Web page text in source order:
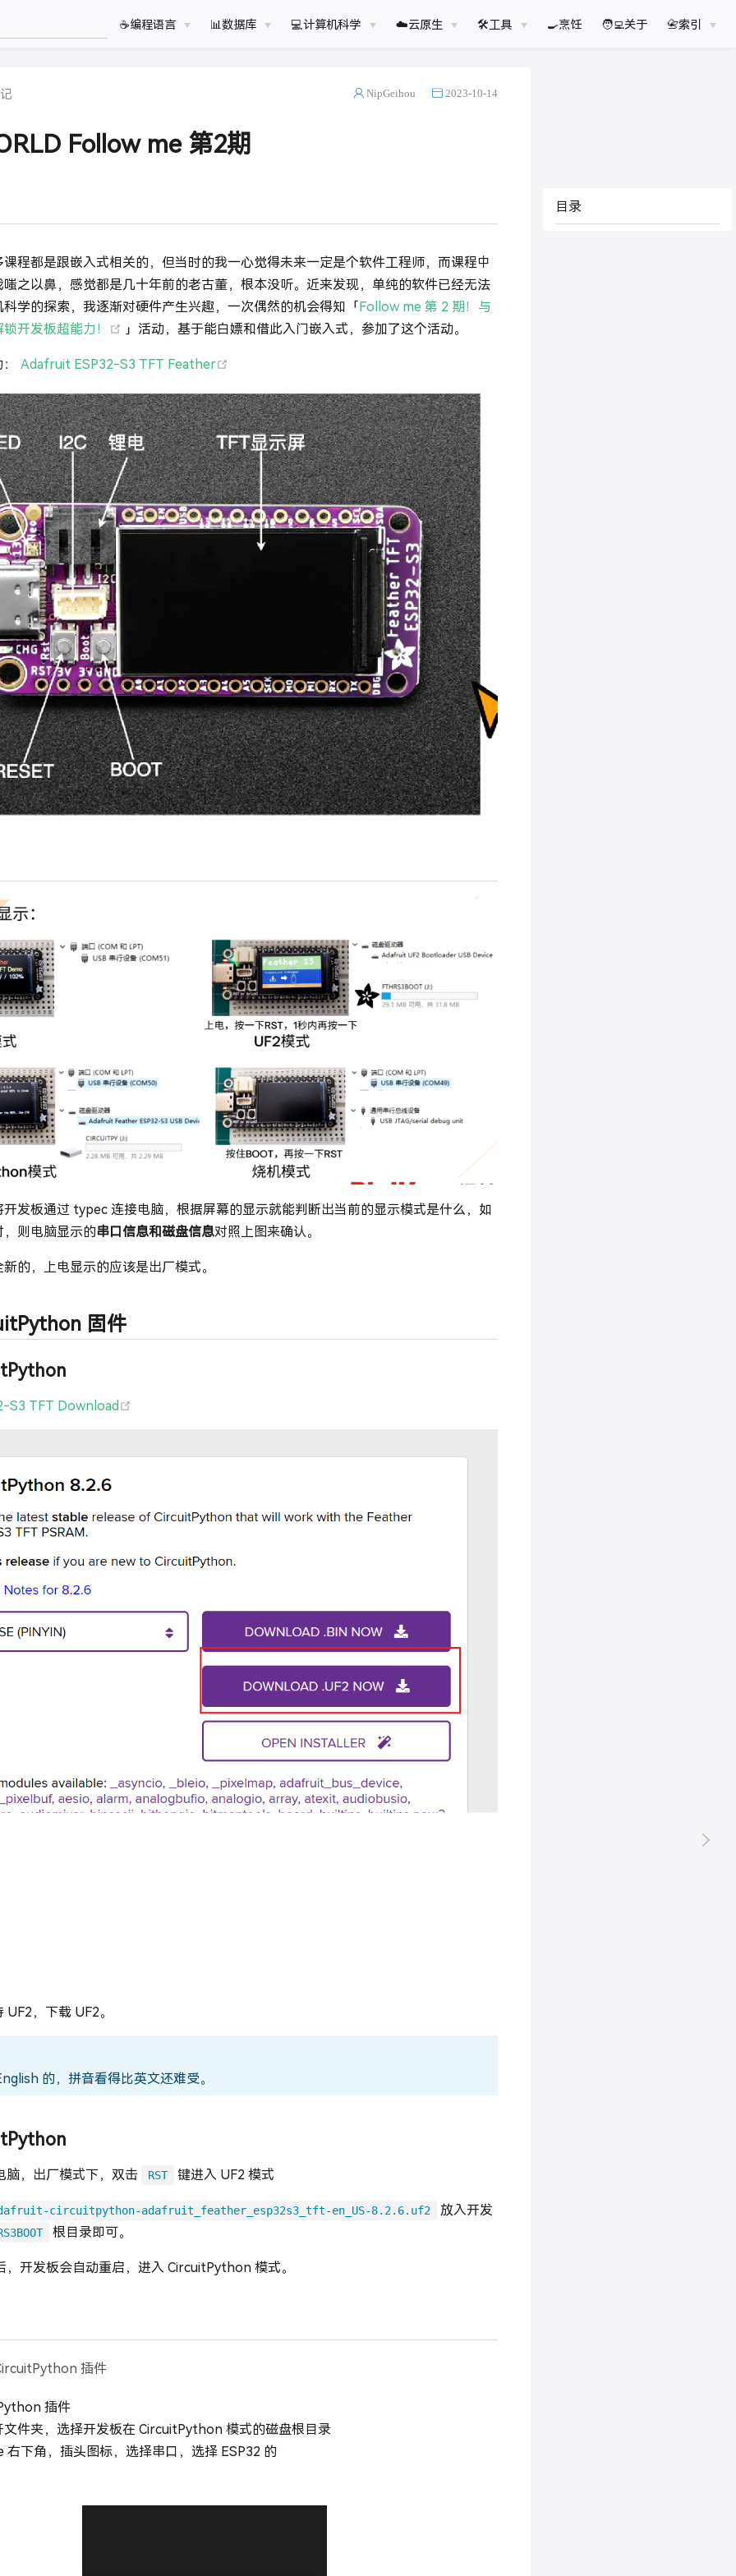
☕️编程语言 📊数据库 💻计算机科学 ☁️云原生 🛠工具 🍳烹饪 🧑‍💻关于 📇索引
NipGeihou 2023-10-14
目录
Follow me 第2期
程都是跟嵌入式相关的，但当时的我一心觉得未来一定是个软件工程师，而课程中
之以鼻，感觉都是几十年前的老古董，根本没听。近来发现，单纯的软件已经无法
学的探索，我逐渐对硬件产生兴趣，一次偶然的机会得知「Follow me 第 2 期！与
开发板超能力！
(opens new window)
」活动，基于能白嫖和借此入门嵌入式，参加了这个活动。
Adafruit ESP32-S3 TFT Feather
发板通过 typec 连接电脑，根据屏幕的显示就能判断出当前的显示模式是什么，如
则电脑显示的串口信息和磁盘信息对照上图来确认。
的，上电显示的应该是出厂模式。
固件
S3 TFT Download
，下载 UF2。
的，拼音看得比英文还难受。
脑，出厂模式下，双击 RST 键进入 UF2 模式
circuitpython-adafruit_feather_esp32s3_tft-en_US-8.2.6.uf2 放入开发
根目录即可。
，开发板会自动重启，进入 CircuitPython 模式。
插件
插件
件夹，选择开发板在 CircuitPython 模式的磁盘根目录
右下角，插头图标，选择串口，选择 ESP32 的